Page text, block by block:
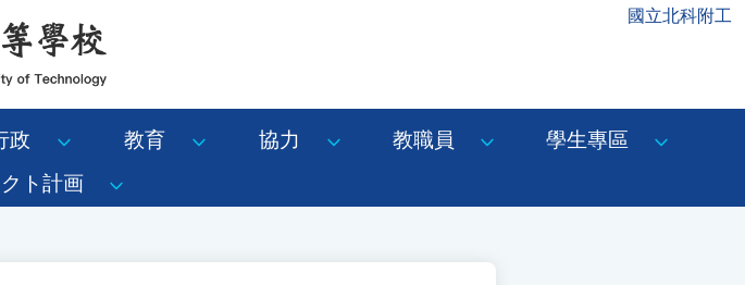
國立北科附工
政 教育 協力 教職員
學生專區
ト計画